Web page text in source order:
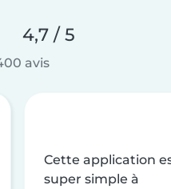
4,7 / 5
avis
Cette application
super simple à